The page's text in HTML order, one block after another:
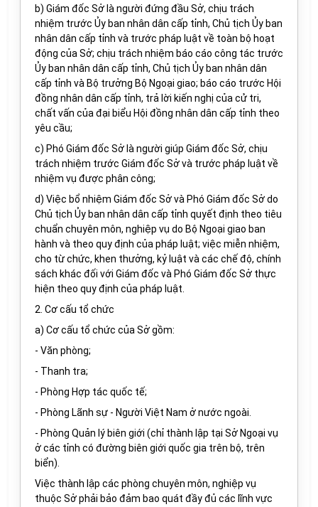
b) Giám đốc Sở là người đứng đầu Sở, chịu trách
nhiệm trước Ủy ban nhân dân cấp tỉnh, Chủ tịch Ủy ban
nhân dân cấp tỉnh và trước pháp luật về toàn bộ hoạt
động của Sở; chịu trách nhiệm báo cáo công tác trước
Ủy ban nhân dân cấp tỉnh, Chủ tịch Ủy ban nhân dân
cấp tỉnh và Bộ trưởng Bộ Ngoại giao; báo cáo trước Hội
đồng nhân dân cấp tỉnh, trả lời kiến nghị của cử tri,
chất vấn của đại biểu Hội đồng nhân dân cấp tỉnh theo
yêu cầu;
c) Phó Giám đốc Sở là người giúp Giám đốc Sở, chịu
trách nhiệm trước Giám đốc Sở và trước pháp luật về
nhiệm vụ được phân công;
d) Việc bổ nhiệm Giám đốc Sở và Phó Giám đốc Sở do
Chủ tịch Ủy ban nhân dân cấp tỉnh quyết định theo tiêu
chuẩn chuyên môn, nghiệp vụ do Bộ Ngoại giao ban
hành và theo quy định của pháp luật; việc miễn nhiệm,
cho từ chức, khen thưởng, kỷ luật và các chế độ, chính
sách khác đối với Giám đốc và Phó Giám đốc Sở thực
hiện theo quy định của pháp luật.
2. Cơ cấu tổ chức
a) Cơ cấu tổ chức của Sở gồm:
- Văn phòng;
- Thanh tra;
- Phòng Hợp tác quốc tế;
- Phòng Lãnh sự - Người Việt Nam ở nước ngoài.
- Phòng Quản lý biên giới (chỉ thành lập tại Sở Ngoại vụ
ở các tỉnh có đường biên giới quốc gia trên bộ, trên
biển).
Việc thành lập các phòng chuyên môn, nghiệp vụ
thuộc Sở phải bảo đảm bao quát đầy đủ các lĩnh vực